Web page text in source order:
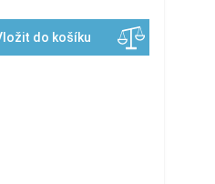
do košíku